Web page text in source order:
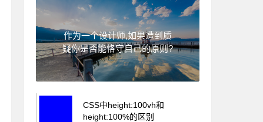
作为一个设计师,如果遭到质
疑你是否能恪守自己的原则?
CSS中height:100vh和
height:100%的区别